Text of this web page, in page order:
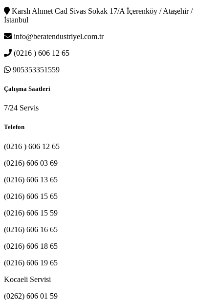
Karslı Ahmet Cad Sivas Sokak 17/A İçerenköy / Ataşehir /
İstanbul
info@beratendustriyel.com.tr
(0216 ) 606 12 65
905353351559
Çalışma Saatleri
7/24 Servis
Telefon
(0216 ) 606 12 65
(0216) 606 03 69
(0216) 606 13 65
(0216) 606 15 65
(0216) 606 15 59
(0216) 606 16 65
(0216) 606 18 65
(0216) 606 19 65
Kocaeli Servisi
(0262) 606 01 59